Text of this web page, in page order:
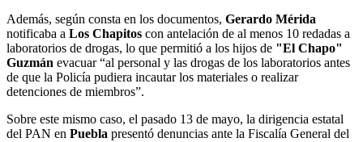
Además, según consta en los documentos, Gerardo Mérida
notificaba a Los Chapitos con antelación de al menos 10 redadas a
laboratorios de drogas, lo que permitió a los hijos de "El Chapo"
Guzmán evacuar “al personal y las drogas de los laboratorios antes
de que la Policía pudiera incautar los materiales o realizar
detenciones de miembros”.
Sobre este mismo caso, el pasado 13 de mayo, la dirigencia estatal
del PAN en Puebla presentó denuncias ante la Fiscalía General del